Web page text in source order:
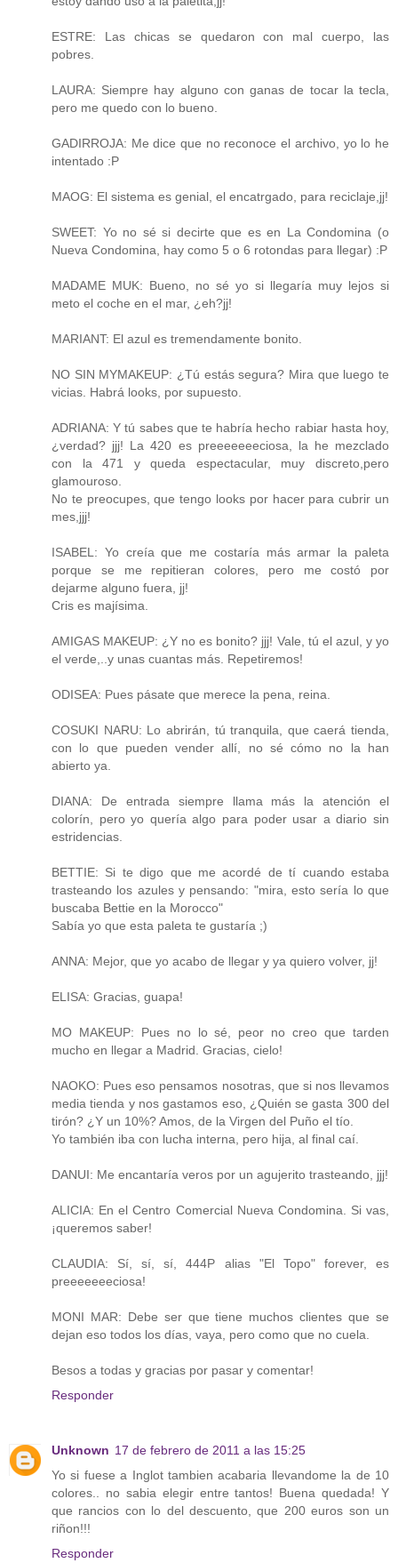
ESTRE: Las chicas se quedaron con mal cuerpo, las
pobres.
LAURA: Siempre hay alguno con ganas de tocar la tecla,
pero me quedo con lo bueno.
GADIRROJA: Me dice que no reconoce el archivo, yo lo he
intentado :P
MAOG: El sistema es genial, el encatrgado, para reciclaje,jj!
SWEET: Yo no sé si decirte que es en La Condomina (o
Nueva Condomina, hay como 5 o 6 rotondas para llegar) :P
MADAME MUK: Bueno, no sé yo si llegaría muy lejos si
meto el coche en el mar, ¿eh?jj!
MARIANT: El azul es tremendamente bonito.
NO SIN MYMAKEUP: ¿Tú estás segura? Mira que luego te
vicias. Habrá looks, por supuesto.
ADRIANA: Y tú sabes que te habría hecho rabiar hasta hoy,
¿verdad? jjj! La 420 es preeeeeeeciosa, la he mezclado
con la 471 y queda espectacular, muy discreto,pero
glamouroso.
No te preocupes, que tengo looks por hacer para cubrir un
mes,jjj!
ISABEL: Yo creía que me costaría más armar la paleta
porque se me repitieran colores, pero me costó por
dejarme alguno fuera, jj!
Cris es majísima.
AMIGAS MAKEUP: ¿Y no es bonito? jjj! Vale, tú el azul, y yo
el verde,..y unas cuantas más. Repetiremos!
ODISEA: Pues pásate que merece la pena, reina.
COSUKI NARU: Lo abrirán, tú tranquila, que caerá tienda,
con lo que pueden vender allí, no sé cómo no la han
abierto ya.
DIANA: De entrada siempre llama más la atención el
colorín, pero yo quería algo para poder usar a diario sin
estridencias.
BETTIE: Si te digo que me acordé de tí cuando estaba
trasteando los azules y pensando: "mira, esto sería lo que
buscaba Bettie en la Morocco"
Sabía yo que esta paleta te gustaría ;)
ANNA: Mejor, que yo acabo de llegar y ya quiero volver, jj!
ELISA: Gracias, guapa!
MO MAKEUP: Pues no lo sé, peor no creo que tarden
mucho en llegar a Madrid. Gracias, cielo!
NAOKO: Pues eso pensamos nosotras, que si nos llevamos
media tienda y nos gastamos eso, ¿Quién se gasta 300 del
tirón? ¿Y un 10%? Amos, de la Virgen del Puño el tío.
Yo también iba con lucha interna, pero hija, al final caí.
DANUI: Me encantaría veros por un agujerito trasteando, jjj!
ALICIA: En el Centro Comercial Nueva Condomina. Si vas,
¡queremos saber!
CLAUDIA: Sí, sí, sí, 444P alias "El Topo" forever, es
preeeeeeeciosa!
MONI MAR: Debe ser que tiene muchos clientes que se
dejan eso todos los días, vaya, pero como que no cuela.
Besos a todas y gracias por pasar y comentar!
Responder
Unknown 17 de febrero de 2011 a las 15:25
Yo si fuese a Inglot tambien acabaria llevandome la de 10
colores.. no sabia elegir entre tantos! Buena quedada! Y
que rancios con lo del descuento, que 200 euros son un
riñon!!!
Responder